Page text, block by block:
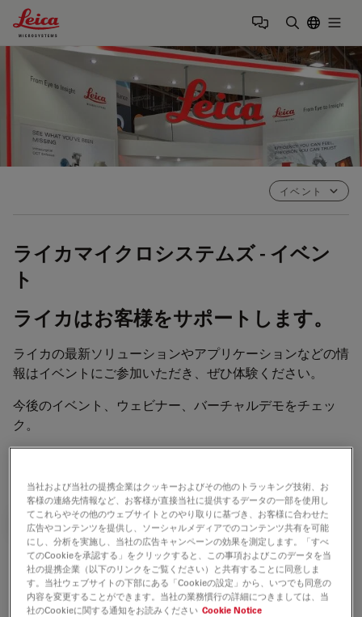
Leica Microsystems Logo
イベント
ライカマイクロシステムズ - イベン
ト
ライカはお客様をサポートします。
ライカの最新ソリューションやアプリケーションなどの情
報はイベントにご参加いただき、ぜひ体験ください。
今後のイベント、ウェビナー、バーチャルデモをチェッ
ク。
ON-DEMAND WEBINARS (EN)
皆様のご参加をお待ちしております。
当社および当社の提携企業はクッキーおよびその他のトラッキング技術、お
客様の連絡先情報など、お客様が直接当社に提供するデータの一部を使用し
てこれらやその他のウェブサイトとのやり取りに基づき、お客様に合わせた
広告やコンテンツを提供し、ソーシャルメディアでのコンテンツ共有を可能
にし、分析を実施し、当社の広告キャンペーンの効果を測定します。「すべ
てのCookieを承認する」をクリックすると、この事項およびこのデータを当
社の提携企業（以下のリンクをご覧ください）と共有することに同意しま
す。当社ウェブサイトの下部にある「Cookieの設定」から、いつでも同意の
内容を変更することができます。当社の業務慣行の詳細につきましては、当
社のCookieに関する通知をお読みください Cookie Notice